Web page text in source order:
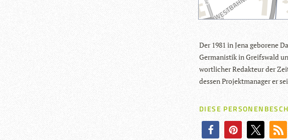
Der 1981 in Jena gebo­rene
Ger­ma­nis­tik in Greifs­wald
wort­li­cher Redak­teur der
des­sen Pro­jekt­ma­na­ger er
DIESE